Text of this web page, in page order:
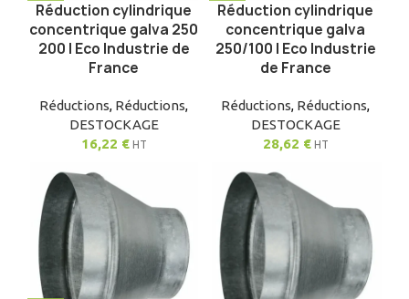
Réduction cylindrique
concentrique galva 250
200 | Eco Industrie de
France
Réductions, Réductions,
DESTOCKAGE
16,22 € HT
Réduction cylindrique
concentrique galva
250/100 | Eco Industrie
de France
Réductions, Réductions,
DESTOCKAGE
28,62 € HT